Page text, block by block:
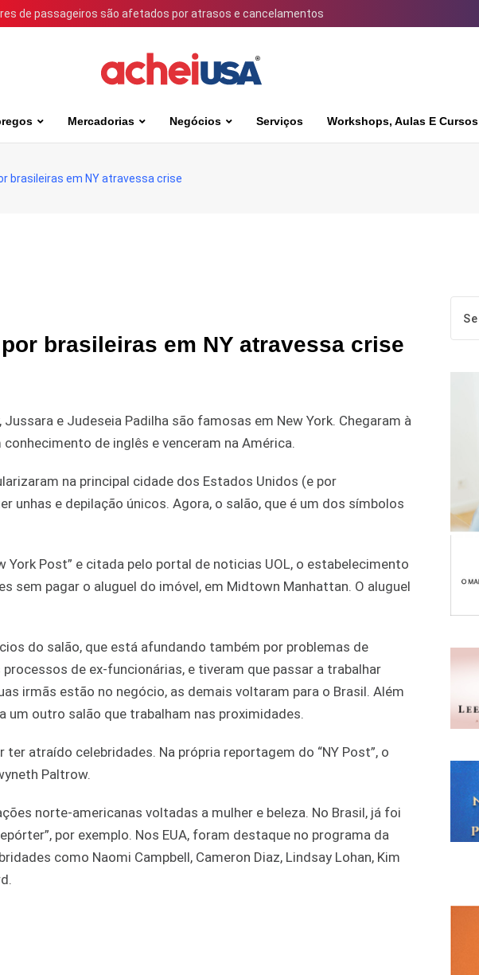
de passageiros são afetados por atrasos e cancelamentos
Mercadorias Negócios Serviços Workshops, Aulas E Cursos
brasileiras em NY atravessa crise
brasileiras em NY atravessa crise
e Judeseia Padilha são famosas em New York. Chegaram à
de inglês e venceram na América.
na principal cidade dos Estados Unidos (e por
e depilação únicos. Agora, o salão, que é um dos símbolos
York Post” e citada pelo portal de noticias UOL, o estabelecimento
sem pagar o aluguel do imóvel, em Midtown Manhattan. O aluguel
do salão, que está afundando também por problemas de
de ex-funcionárias, e tiveram que passar a trabalhar
irmãs estão no negócio, as demais voltaram para o Brasil. Além
um outro salão que trabalham nas proximidades.
atraído celebridades. Na própria reportagem do “NY Post”, o
Paltrow.
norte-americanas voltadas a mulher e beleza. No Brasil, já foi
por exemplo. Nos EUA, foram destaque no programa da
como Naomi Campbell, Cameron Diaz, Lindsay Lohan, Kim